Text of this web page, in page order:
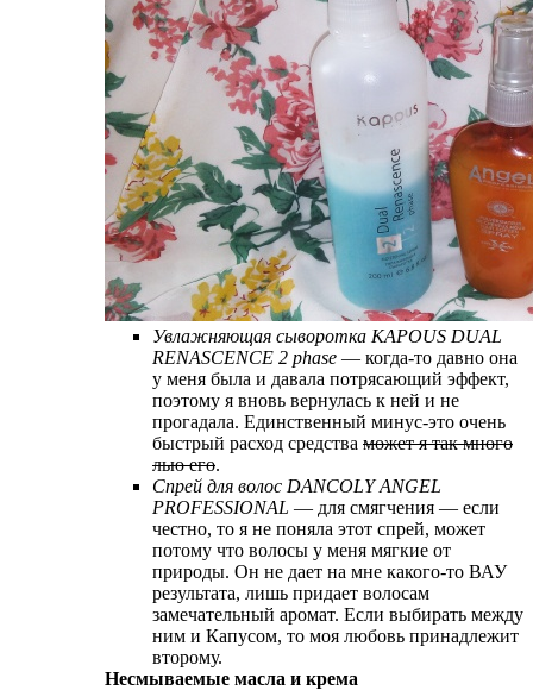
Увлажняющая сыворотка KAPOUS DUAL
RENASCENCE 2 phase — когда-то давно она
у меня была и давала потрясающий эффект,
поэтому я вновь вернулась к ней и не
прогадала. Единственный минус-это очень
быстрый расход средства может я так много
лью его.
Спрей для волос DANCOLY ANGEL
PROFESSIONAL — для смягчения — если
честно, то я не поняла этот спрей, может
потому что волосы у меня мягкие от
природы. Он не дает на мне какого-то ВАУ
результата, лишь придает волосам
замечательный аромат. Если выбирать между
ним и Капусом, то моя любовь принадлежит
второму.
Несмываемые масла и крема